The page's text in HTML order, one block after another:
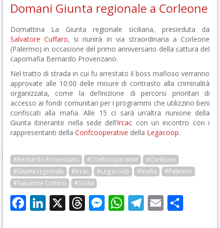
Domani Giunta regionale a Corleone
Domattina La Giunta regionale siciliana, presieduta da
Salvatore Cuffaro, si riunirà in via straordinaria a Corleone
(Palermo) in occasione del primo anniversario della cattura del
capomafia Bernardo Provenzano.
Nel tratto di strada in cui fu arrestato il boss mafioso verranno
approvate alle 10:00 delle misure di contrasto alla criminalità
organizzata, come la definizione di percorsi prioritari di
accesso ai fondi comunitari per i programmi che utilizzino beni
confiscati alla mafia. Alle 15 ci sarà un’altra riunione della
Giunta itinerante nella sede dell’Ircac con un incontro con i
rappresentanti della Confcooperative della Legacoop.
#Bernardo Provenzano #Confcooperative
#Corleone
#Giunta regionale
#Ircac #Legacoop #mafia
#Palermo
#Salvatore Cuffaro
#Sicilia
Facebook
LinkedIn
X Threads
Messenger
WhatsApp
Telegram
Email